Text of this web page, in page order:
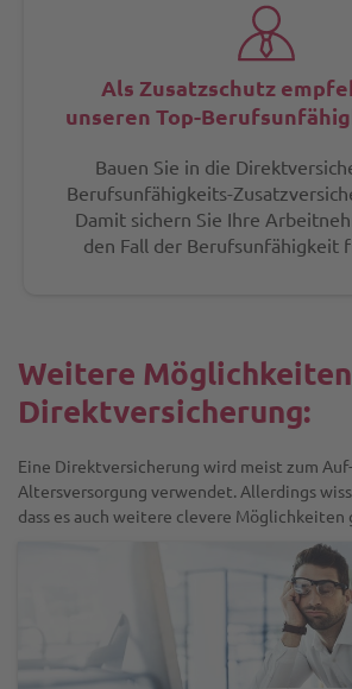
Als Zusatzschutz
unseren Top-
Bauen Sie in die
Berufsunfähigkeits-
Damit sichern Sie Ihre
den Fall der Berufsunfähigkeit
Weitere
Direktversicherung:
Eine Direktversicherung wird meist zum
Altersversorgung verwendet. Allerdings
dass es auch weitere clevere Möglichkeiten